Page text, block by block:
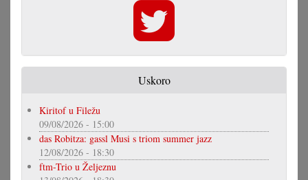
Uskoro
Kiritof u Filežu
09/08/2026 - 15:00
das Robitza: gassl Musi s triom summer jazz
12/08/2026 - 18:30
ftm-Trio u Željeznu